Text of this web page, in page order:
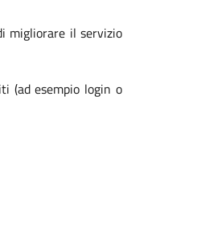
migliorare il servizio
(ad esempio login o